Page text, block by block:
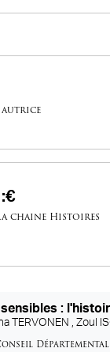
autrice
chaine Histoires
:
TERVONEN ,Zoul
Départemental